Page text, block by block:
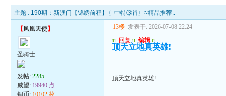
主题 : 190期：新澳门【锦绣前程】〖中特③肖〗≈精品推荐..
【凤凰天使】
圣骑士
发帖:2285
威望: 19940 点
铜币: 10102 枚
13楼 发表于: 2026-07-08 22:24
u 回复 u 编辑 u
顶天立地真英雄!
顶天立地真英雄!